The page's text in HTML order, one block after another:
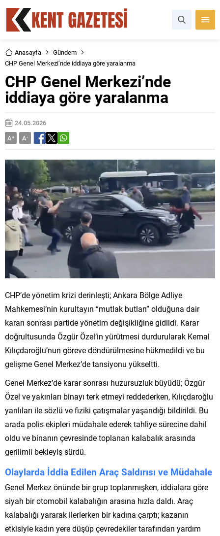
Anasayfa
Gündem
CHP Genel Merkezi’nde iddiaya göre yaralanma
CHP Genel Merkezi’nde
iddiaya göre yaralanma
24.05.2026
A+ A-
CHP’de yönetim krizi derinleşti; Ankara Bölge Adliye
Mahkemesi’nin kurultayın “mutlak butlan” olduğuna dair
kararı sonrası partide yönetim değişikliğine gidildi. Karar
doğrultusunda Özgür Özel’in yürütmesi durdurularak Kemal
Kılıçdaroğlu’nun göreve döndürülmesine hükmedildi ve bu
gelişme Genel Merkez’de tansiyonu yükseltti.
Genel Merkez’de karar sonrası huzursuzluk büyüdü; Özgür
Özel ve yakınları binayı terk etmeyi reddederken, Kılıçdaroğlu
yanlıları ile sözlü ve fiziki çatışmalar yaşandığı bildirildi. Bu
arada polis ekipleri müdahale ederek tahliye sürecine dahil
oldu ve binanın çevresinde toplanan kalabalık arasında
gerilimli bekleyiş sürdü.
Olaylarda İddia Edilen Araç Saldırısı ve Müdahale
Genel Merkez önünde bir grup toplanmışken, iddialara göre
siyah bir otomobil kalabalığın arasına hızla daldı. Araç
kalabalığı yararak ilerlerken bir kadına çarptı; kazanın
etkisiyle kadın yere düşüp çevredekiler tarafından yardım